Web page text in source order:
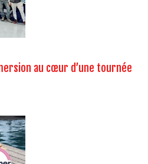
au cœur d’une tournée